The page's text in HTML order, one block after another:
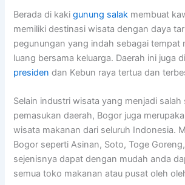
Berada di kakigunung salak membuat
memiliki destinasi wisata dengan daya
pegunungan yang indah sebagai tempat
luang bersama keluarga. Daerah ini juga
presiden dan Kebun raya tertua dan
Selain industri wisata yang menjadi salah
pemasukan daerah, Bogor juga
wisata makanan dari seluruh Indonesia.
Bogor seperti Asinan, Soto, Toge
sejenisnya dapat dengan mudah anda
semua toko makanan atau pusat oleh